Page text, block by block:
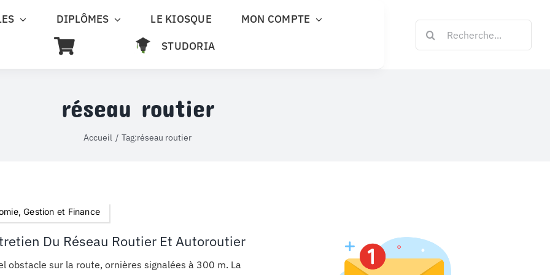
DIPLÔMES LE KIOSQUE
MON COMPTE
STUDORIA
réseau routier
Accueil Tag:réseau routier
Gestion et Finance
Du Réseau Routier Et Autoroutier
obstacle sur la route, ornières signalées à 300 m. La